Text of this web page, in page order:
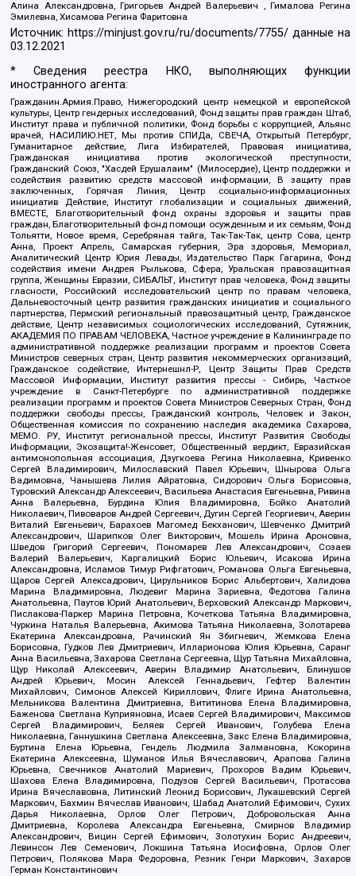
Алина Александровна, Григорьев Андрей Валерьевич , Гималова Регина
Эмилевна, Хисамова Регина Фаритовна
Источник: https://minjust.gov.ru/ru/documents/7755/ данные на
03.12.2021
* Сведения реестра НКО, выполняющих функции
иностранного агента:
Гражданин.Армия.Право, Нижегородский центр немецкой и европейской
культуры, Центр гендерных исследований, Фонд защиты прав граждан Штаб,
Институт права и публичной политики, Фонд борьбы с коррупцией, Альянс
врачей, НАСИЛИЮ.НЕТ, Мы против СПИДа, СВЕЧА, Открытый Петербург,
Гуманитарное действие, Лига Избирателей, Правовая инициатива,
Гражданская инициатива против экологической преступности,
Гражданский Союз, "Хасдей Ерушалаим" (Милосердие), Центр поддержки и
содействия развитию средств массовой информации, В защиту прав
заключенных, Горячая Линия, Центр социально-информационных
инициатив Действие, Институт глобализации и социальных движений,
ВМЕСТЕ, Благотворительный фонд охраны здоровья и защиты прав
граждан, Благотворительный фонд помощи осужденным и их семьям, Фонд
Тольятти, Новое время, Серебряная тайга, Так-Так-Так, центр Сова, центр
Анна, Проект Апрель, Самарская губерния, Эра здоровья, Мемориал,
Аналитический Центр Юрия Левады, Издательство Парк Гагарина, Фонд
содействия имени Андрея Рылькова, Сфера, Уральская правозащитная
группа, Женщины Евразии, СИБАЛЬТ, Институт прав человека, Фонд защиты
гласности, Российский исследовательский центр по правам человека,
Дальневосточный центр развития гражданских инициатив и социального
партнерства, Пермский региональный правозащитный центр, Гражданское
действие, Центр независимых социологических исследований, Сутяжник,
АКАДЕМИЯ ПО ПРАВАМ ЧЕЛОВЕКА, Частное учреждение в Калининграде по
административной поддержке реализации программ и проектов Совета
Министров северных стран, Центр развития некоммерческих организаций,
Гражданское содействие, Интернешнл-Р, Центр Защиты Прав Средств
Массовой Информации, Институт развития прессы - Сибирь, Частное
учреждение в Санкт-Петербурге по административной поддержке
реализации программ и проектов Совета Министров Северных Стран, Фонд
поддержки свободы прессы, Гражданский контроль, Человек и Закон,
Общественная комиссия по сохранению наследия академика Сахарова,
МЕМО. РУ, Институт региональной прессы, Институт Развития Свободы
Информации, Экозащита!-Женсовет, Общественный вердикт, Евразийская
антимонопольная ассоциация, Дзугкоева Регина Николаевна, Кривенко
Сергей Владимирович, Милославский Павел Юрьевич, Шнырова Ольга
Вадимовна, Чанышева Лилия Айратовна, Сидорович Ольга Борисовна,
Туровский Александр Алексеевич, Васильева Анастасия Евгеньевна, Ривина
Анна Валерьевна, Бурдина Юлия Владимировна, Бойко Анатолий
Николаевич, Пивоваров Андрей Сергеевич, Дугин Сергей Георгиевич, Аверин
Виталий Евгеньевич, Барахоев Магомед Бекханович, Шевченко Дмитрий
Александрович, Шарипков Олег Викторович, Мошель Ирина Ароновна,
Шведов Григорий Сергеевич, Пономарев Лев Александрович, Созаев
Валерий Валерьевич, Каргалицкий Борис Юльевич, Исакова Ирина
Александровна, Исламов Тимур Рифгатович, Романова Ольга Евгеньевна,
Щаров Сергей Алексадрович, Цирульников Борис Альбертович, Халидова
Марина Владимировна, Людевиг Марина Зариевна, Федотова Галина
Анатольевна, Паутов Юрий Анатольевич, Верховский Александр Маркович,
Пислакова-Паркер Марина Петровна, Кочеткова Татьяна Владимировна,
Чуркина Наталья Валерьевна, Акимова Татьяна Николаевна, Золотарева
Екатерина Александровна, Рачинский Ян Збигневич, Жемкова Елена
Борисовна, Гудков Лев Дмитриевич, Илларионова Юлия Юрьевна, Саранг
Анна Васильевна, Захарова Светлана Сергеевна, Щур Татьяна Михайловна,
Щур Николай Алексеевич, Аверин Владимир Анатольевич, Блинушов
Андрей Юрьевич, Мосин Алексей Геннадьевич, Гефтер Валентин
Михайлович, Симонов Алексей Кириллович, Флиге Ирина Анатольевна,
Мельникова Валентина Дмитриевна, Вититинова Елена Владимировна,
Баженова Светлана Куприяновна, Исаев Сергей Владимирович, Максимов
Сергей Владимирович, Беляев Сергей Иванович, Голубева Елена
Николаевна, Ганнушкина Светлана Алексеевна, Закс Елена Владимировна,
Буртина Елена Юрьевна, Гендель Людмила Залмановна, Кокорина
Екатерина Алексеевна, Шуманов Илья Вячеславович, Арапова Галина
Юрьевна, Свечников Анатолий Мариевич, Прохоров Вадим Юрьевич,
Шахова Елена Владимировна, Подузов Сергей Васильевич, Протасова
Ирина Вячеславовна, Литинский Леонид Борисович, Лукашевский Сергей
Маркович, Бахмин Вячеслав Иванович, Шабад Анатолий Ефимович, Сухих
Дарья Николаевна, Орлов Олег Петрович, Добровольская Анна
Дмитриевна, Королева Александра Евгеньевна, Смирнов Владимир
Александрович, Вицин Сергей Ефимович, Золотухин Борис Андреевич,
Левинсон Лев Семенович, Локшина Татьяна Иосифовна, Орлов Олег
Петрович, Полякова Мара Федоровна, Резник Генри Маркович, Захаров
Герман Константинович